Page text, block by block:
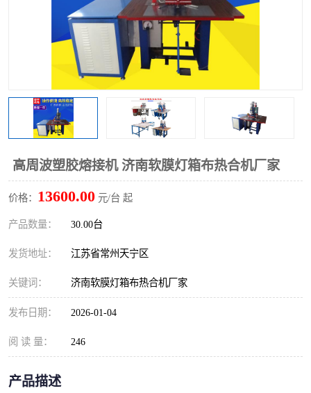
高周波塑胶熔接机 济南软膜灯箱布热合机厂家
价格： 13600.00 元/台 起
产品数量： 30.00台
发货地址： 江苏省常州天宁区
关键词： 济南软膜灯箱布热合机厂家
发布日期： 2026-01-04
阅 读 量： 246
产品描述